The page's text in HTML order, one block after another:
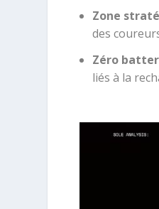
Zone
des
Zéro
liés à la